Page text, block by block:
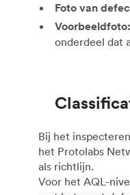
Foto van
Voorbeeldfoto:
onderdeel dat
Bij het
het Protolabs
als richtlijn.
Voor het AQL-